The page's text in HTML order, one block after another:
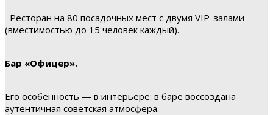
Ресторан на 80 посадочных мест с двумя VIP-залами
(вместимостью до 15 человек каждый).
Бар «Офицер».
Его особенность — в интерьере: в баре воссоздана
аутентичная советская атмосфера.